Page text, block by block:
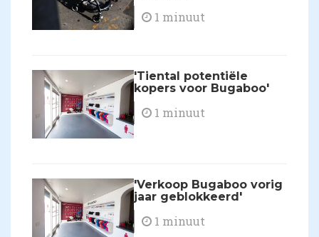
1 minuut
'Tiental potentiële
kopers voor Bugaboo'
1 minuut
'Verkoop Bugaboo vorig
jaar geblokkeerd'
1 minuut